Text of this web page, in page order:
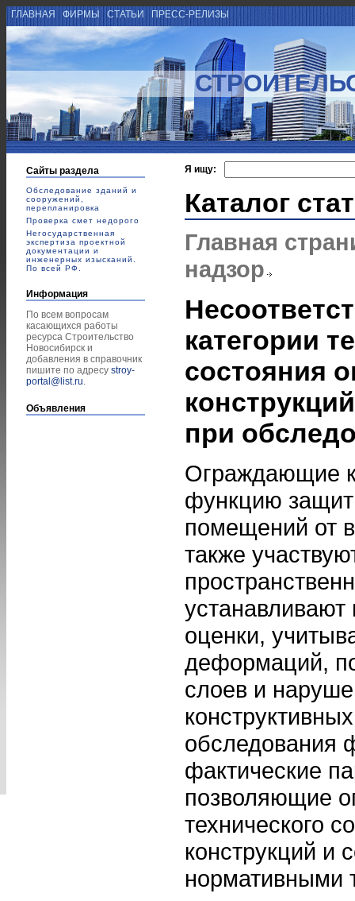
ГЛАВНАЯ ФИРМЫ СТАТЬИ ПРЕСС-РЕЛИЗЫ
Сайты раздела
Обследование зданий и
сооружений,
перепланировка
Проверка смет недорого
Негосударственная
экспертиза проектной
документации и
инженерных изысканий.
По всей РФ.
Информация
По всем вопросам
касающихся работы
ресурса Строительство
Новосибирск и
добавления в справочник
пишите по адресу stroy-
portal@list.ru.
Объявления
Я ищу:
Каталог
Главная
надзор
категории
состояния
при
Ограждающие
функцию
помещений от
также
оценки,
деформаций,
слоев и
обследования
фактические
позволяющие
технического
конструкций и
нормативными